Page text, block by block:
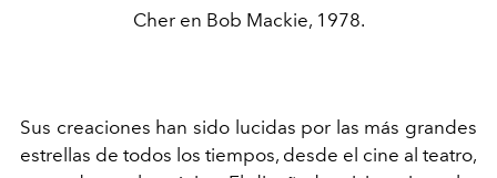
Cher en Bob Mackie, 1978.
Sus creaciones han sido lucidas por las más grandes
estrellas de todos los tiempos, desde el cine al teatro,